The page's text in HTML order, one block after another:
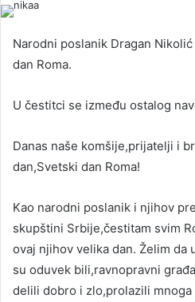
Narodni poslanik Dragan
dan Roma.
U čestitci se između ostalog
Danas naše komšije,prijatelji i
dan,Svetski dan Roma!
Kao narodni poslanik i njihov
skupštini Srbije,čestitam svim
ovaj njihov velika dan. Želim da
su oduvek bili,ravnopravni
delili dobro i zlo,prolazili